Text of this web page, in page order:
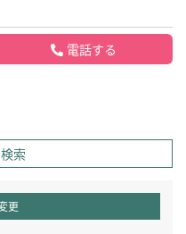
電話する
索
更